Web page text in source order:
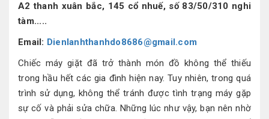
A2 thanh xuân bắc, 145 cổ nhuế, số 83/50/310 nghi
tàm.....
Email: Dienlanhthanhdo8686@gmail.com
Chiếc máy giặt đã trở thành món đồ không thể thiếu
trong hầu hết các gia đình hiện nay. Tuy nhiên, trong quá
trình sử dụng, không thể tránh được tình trạng máy gặp
sự cố và phải sửa chữa. Những lúc như vậy, bạn nên nhờ